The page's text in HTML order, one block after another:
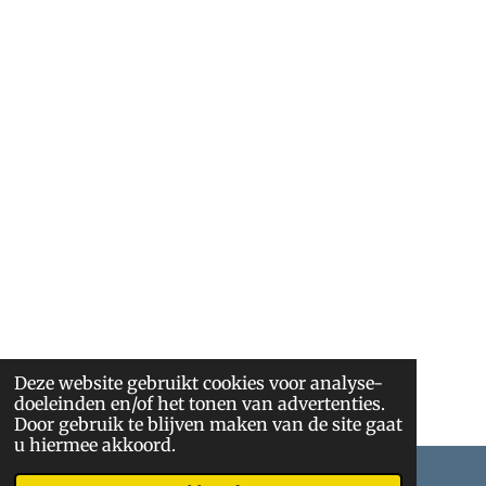
Deze website gebruikt cookies voor analyse-
doeleinden en/of het tonen van advertenties.
Door gebruik te blijven maken van de site gaat
u hiermee akkoord.